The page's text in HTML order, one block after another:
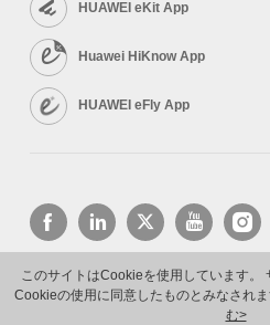
このサイトはCookieを使用しています。
Cookieの使用に同意したものとみなされま
む>
HUAWEI eKit App
Huawei HiKnow App
HUAWEI eFly App
Copyright © 2026 Huawei
プライバシーポリシー